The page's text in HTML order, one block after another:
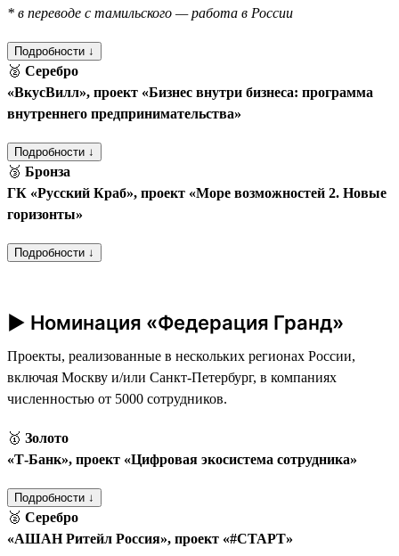
* в переводе с тамильского — работа в России
Подробности ↓
🥈 Серебро
«ВкусВилл», проект «Бизнес внутри бизнеса: программа
внутреннего предпринимательства»
Подробности ↓
🥉 Бронза
ГК «Русский Краб», проект «Море возможностей 2. Новые
горизонты»
Подробности ↓
► Номинация «Федерация Гранд»
Проекты, реализованные в нескольких регионах России,
включая Москву и/или Санкт-Петербург, в компаниях
численностью от 5000 сотрудников.
🥇 Золото
«Т‑Банк», проект «Цифровая экосистема сотрудника»
Подробности ↓
🥈 Серебро
«АШАН Ритейл Россия», проект «#СТАРТ»